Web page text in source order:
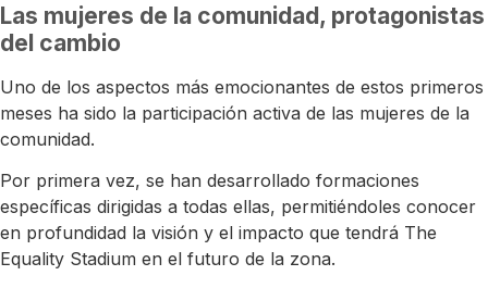
Las mujeres de la comunidad, protagonistas
del cambio
Uno de los aspectos más emocionantes de estos primeros
meses ha sido la participación activa de las mujeres de la
comunidad.
Por primera vez, se han desarrollado formaciones
específicas dirigidas a todas ellas, permitiéndoles conocer
en profundidad la visión y el impacto que tendrá The
Equality Stadium en el futuro de la zona.